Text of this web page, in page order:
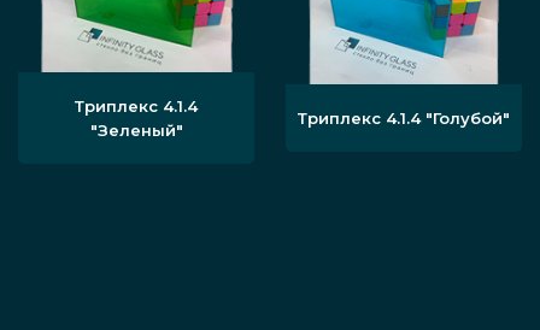
Триплекс 4.1.4
"Зеленый"
Триплекс 4.1.4 "Голубой"